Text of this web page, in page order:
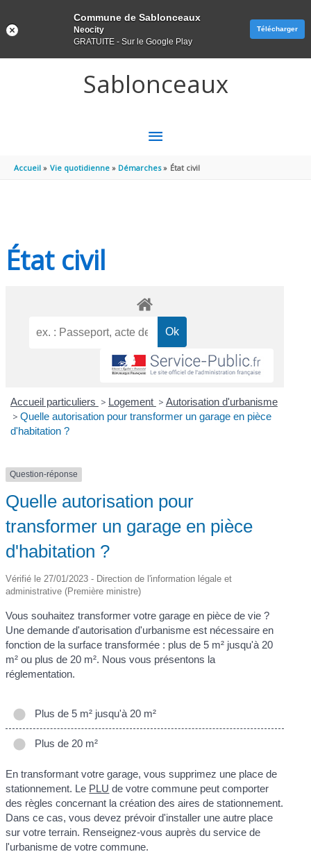
Sablonceaux
MENU
PRINCIPAL
Accueil Vie quotidienne Démarches État civil
État civil
Accueil particuliers > Logement > Autorisation d'urbanisme
> Quelle autorisation pour transformer un garage en pièce
d'habitation ?
Question-réponse
Quelle autorisation pour
transformer un garage en pièce
d'habitation ?
Vérifié le 27/01/2023 - Direction de l'information légale et
administrative (Première ministre)
Vous souhaitez transformer votre garage en pièce de vie ?
Une demande d'autorisation d'urbanisme est nécessaire en
fonction de la surface transformée : plus de 5 m² jusqu'à 20
m² ou plus de 20 m². Nous vous présentons la
réglementation.
Plus de 5 m² jusqu'à 20 m²
Plus de 20 m²
En transformant votre garage, vous supprimez une place de
stationnement. Le PLU de votre commune peut comporter
des règles concernant la création des aires de stationnement.
Dans ce cas, vous devez prévoir d'installer une autre place
sur votre terrain. Renseignez-vous auprès du service de
l'urbanisme de votre commune.
Commune de Sablonceaux
Neocity
GRATUITE - Sur le Google Play
Télécharger